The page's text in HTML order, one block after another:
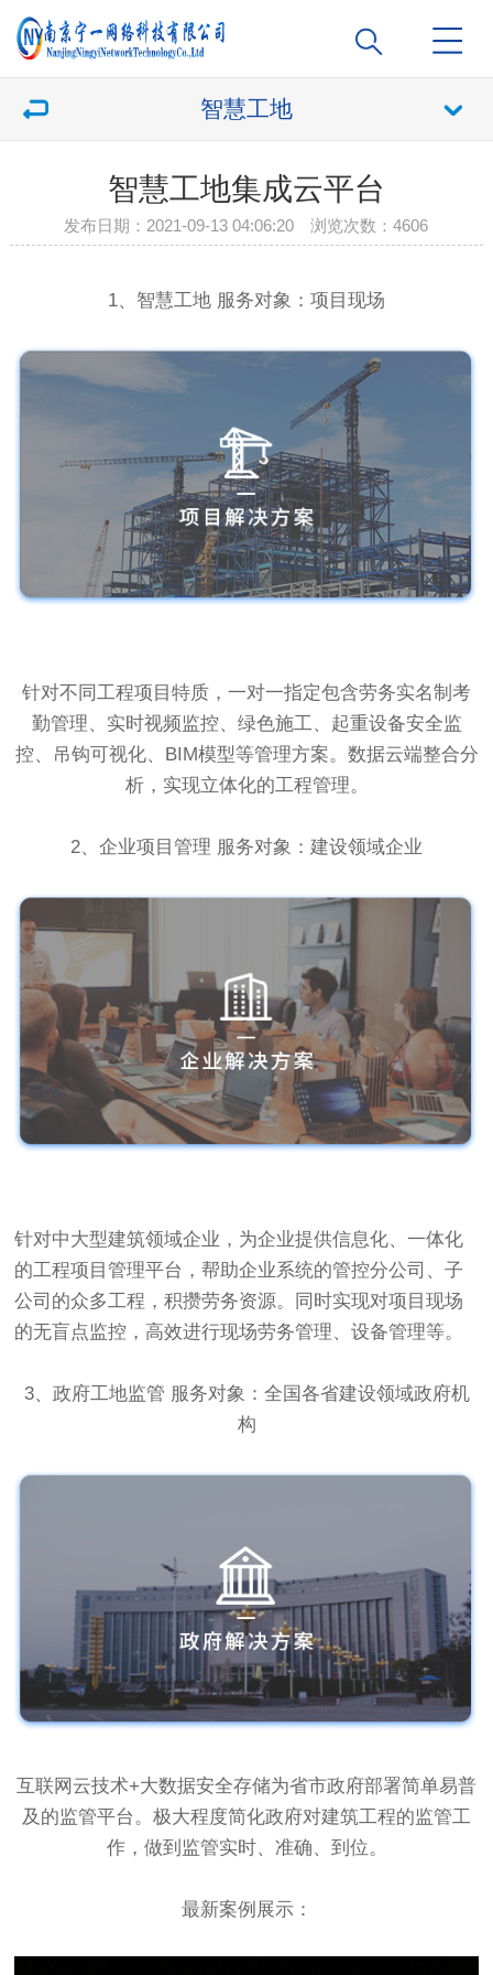
智慧工地
智慧工地集成云平台
发布日期：2021-09-13 04:06:20 浏览次数：4606
1、智慧工地 服务对象：项目现场
针对不同工程项目特质，一对一指定包含劳务实名制考
勤管理、实时视频监控、绿色施工、起重设备安全监
控、吊钩可视化、BIM模型等管理方案。数据云端整合分
析，实现立体化的工程管理。
2、企业项目管理 服务对象：建设领域企业
针对中大型建筑领域企业，为企业提供信息化、一体化
的工程项目管理平台，帮助企业系统的管控分公司、子
公司的众多工程，积攒劳务资源。同时实现对项目现场
的无盲点监控，高效进行现场劳务管理、设备管理等。
3、政府工地监管 服务对象：全国各省建设领域政府机
构
互联网云技术+大数据安全存储为省市政府部署简单易普
及的监管平台。极大程度简化政府对建筑工程的监管工
作，做到监管实时、准确、到位。
最新案例展示：